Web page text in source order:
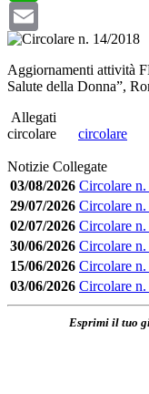
Aggiornamenti attività
Salute della Donna”,
Allegati
circolare
circolare
Notizie Collegate
03/08/2026 Circolare
29/07/2026 Circolare
02/07/2026 Circolare
30/06/2026 Circolare
15/06/2026 Circolare
03/06/2026 Circolare
Esprimi il tuo